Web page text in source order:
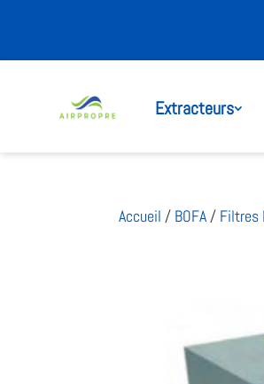
Extracteurs
Accueil / BOFA / Filtres